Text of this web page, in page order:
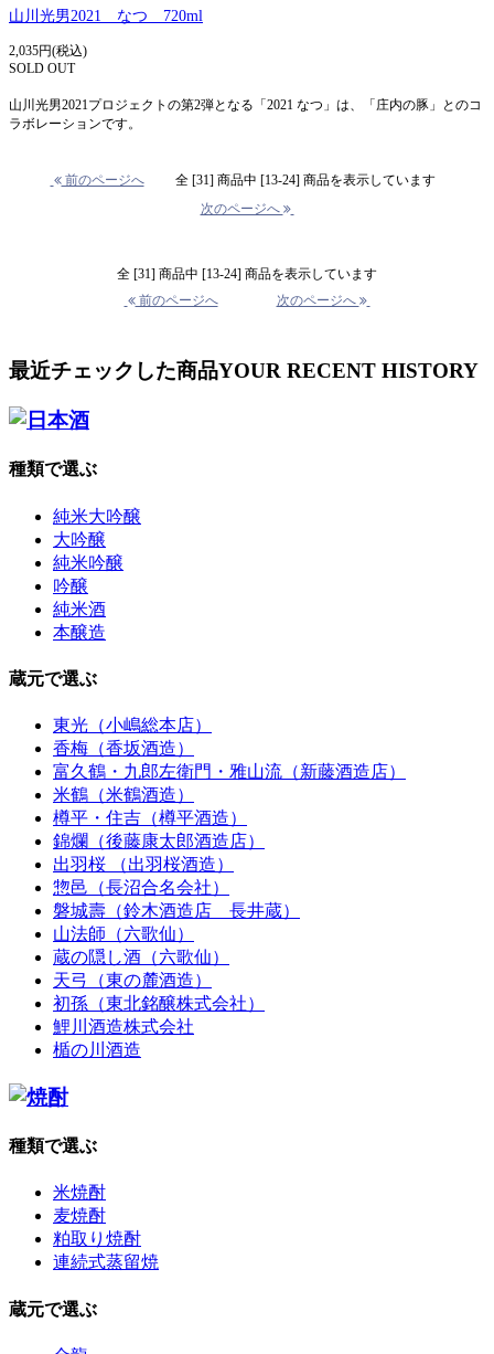
山川光男2021 なつ 720ml
2,035円(税込)
SOLD OUT
山川光男2021プロジェクトの第2弾となる「2021 なつ」は、「庄内の豚」とのコ
ラボレーションです。
前のページへ
全 [31] 商品中 [13-24] 商品を表示しています
次のページへ
全 [31] 商品中 [13-24] 商品を表示しています
前のページへ
次のページへ
最近チェックした商品YOUR RECENT HISTORY
種類で選ぶ
純米大吟醸
大吟醸
純米吟醸
吟醸
純米酒
本醸造
蔵元で選ぶ
東光（小嶋総本店）
香梅（香坂酒造）
富久鶴・九郎左衛門・雅山流（新藤酒造店）
米鶴（米鶴酒造）
樽平・住吉（樽平酒造）
錦爛（後藤康太郎酒造店）
出羽桜 （出羽桜酒造）
惣邑（長沼合名会社）
磐城壽（鈴木酒造店 長井蔵）
山法師（六歌仙）
蔵の隠し酒（六歌仙）
天弓（東の麓酒造）
初孫（東北銘醸株式会社）
鯉川酒造株式会社
楯の川酒造
種類で選ぶ
米焼酎
麦焼酎
粕取り焼酎
連続式蒸留焼
蔵元で選ぶ